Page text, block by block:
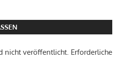
nicht veröffentlicht. Erforderliche